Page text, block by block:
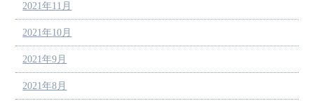
2021年11月
2021年10月
2021年9月
2021年8月